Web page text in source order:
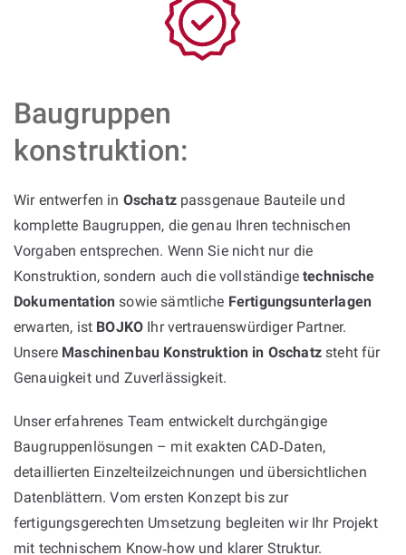
Baugruppen
konstruktion:
Wir entwerfen in Oschatzpassgenaue Bauteile und
komplette Baugruppen, die genau Ihren technischen
Vorgaben entsprechen. Wenn Sie nicht nur die
Konstruktion, sondern auch die vollständigetechnische
Dokumentation sowie sämtliche Fertigungsunterlagen
erwarten, ist BOJKO Ihr vertrauenswürdiger Partner.
Unsere Maschinenbau Konstruktion in Oschatzsteht für
Genauigkeit und Zuverlässigkeit.
Unser erfahrenes Team entwickelt durchgängige
Baugruppenlösungen – mit exakten CAD‑Daten,
detaillierten Einzelteilzeichnungen und übersichtlichen
Datenblättern. Vom ersten Konzept bis zur
fertigungsgerechten Umsetzung begleiten wir Ihr Projekt
mit technischem Know‑how und klarer Struktur.